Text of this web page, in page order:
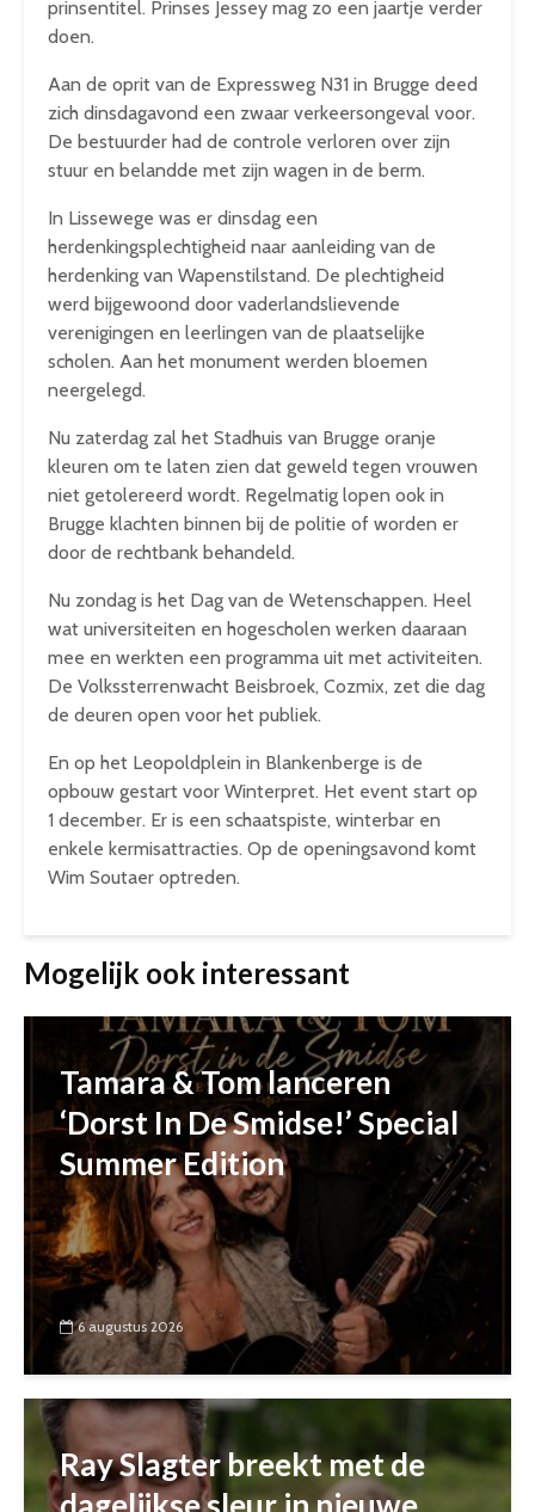
prinsentitel. Prinses Jessey mag zo een jaartje verder
doen.
Aan de oprit van de Expressweg N31 in Brugge deed
zich dinsdagavond een zwaar verkeersongeval voor.
De bestuurder had de controle verloren over zijn
stuur en belandde met zijn wagen in de berm.
In Lissewege was er dinsdag een
herdenkingsplechtigheid naar aanleiding van de
herdenking van Wapenstilstand. De plechtigheid
werd bijgewoond door vaderlandslievende
verenigingen en leerlingen van de plaatselijke
scholen. Aan het monument werden bloemen
neergelegd.
Nu zaterdag zal het Stadhuis van Brugge oranje
kleuren om te laten zien dat geweld tegen vrouwen
niet getolereerd wordt. Regelmatig lopen ook in
Brugge klachten binnen bij de politie of worden er
door de rechtbank behandeld.
Nu zondag is het Dag van de Wetenschappen. Heel
wat universiteiten en hogescholen werken daaraan
mee en werkten een programma uit met activiteiten.
De Volkssterrenwacht Beisbroek, Cozmix, zet die dag
de deuren open voor het publiek.
En op het Leopoldplein in Blankenberge is de
opbouw gestart voor Winterpret. Het event start op
1 december. Er is een schaatspiste, winterbar en
enkele kermisattracties. Op de openingsavond komt
Wim Soutaer optreden.
Mogelijk ook interessant
Tamara & Tom lanceren
‘Dorst In De Smidse!’ Special
Summer Edition
6 augustus 2026
Ray Slagter breekt met de